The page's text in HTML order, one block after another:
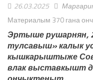
26.03.2025
Материалым 370 гана
Эртыше
тулсавыш» калык
кышкарыштыже
влак выставкышт